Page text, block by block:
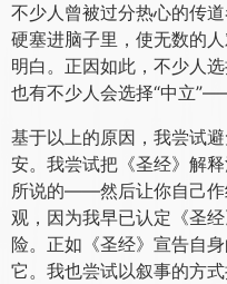
不少人曾被过分热心的传
硬塞进脑子里，使无数的
明白。正因如此，不少人
也有不少人会选择“中立
基于以上的原因，我尝试
安。我尝试把《圣经》解
所说的——然后让你自己作
观，因为我早已认定《圣
险。正如《圣经》宣告自
它。我也尝试以叙事的方